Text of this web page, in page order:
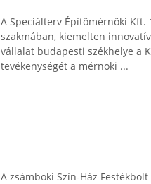
A Speciálterv Építőmérnöki
szakmában, kiemelten
vállalat budapesti székhelye a
tevékenységét a mérnöki ...
A zsámboki Szín-Ház